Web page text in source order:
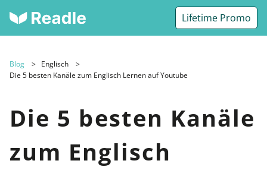
Lifetime Promo
Blog
Englisch
Die 5 besten Kanäle zum Englisch Lernen auf Youtube
Die 5 besten Kanäle
zum Englisch